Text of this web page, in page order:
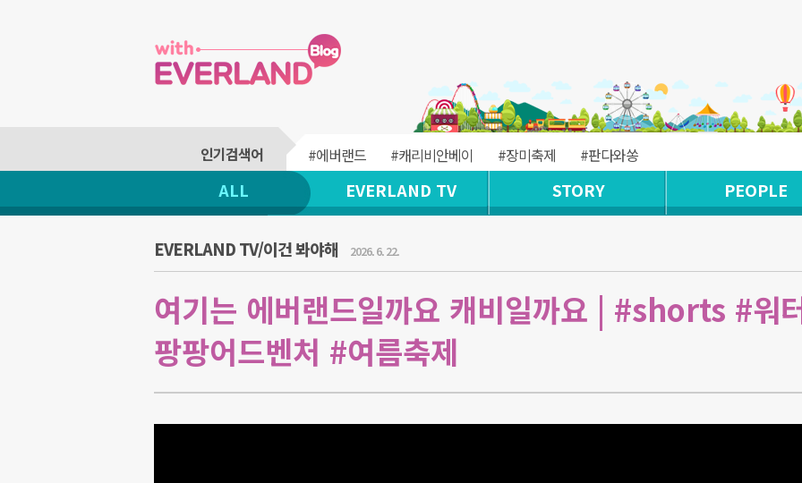
#에버랜드 #캐리비안베이 #장미축제 #판다와쏭
ALL EVERLAND TV STORY PEOPLE
EVERLAND TV/이건 봐야해 2026. 6. 22.
여기는 에버랜드일까요 캐비일까요 | #shorts #워
팡팡어드벤처 #여름축제